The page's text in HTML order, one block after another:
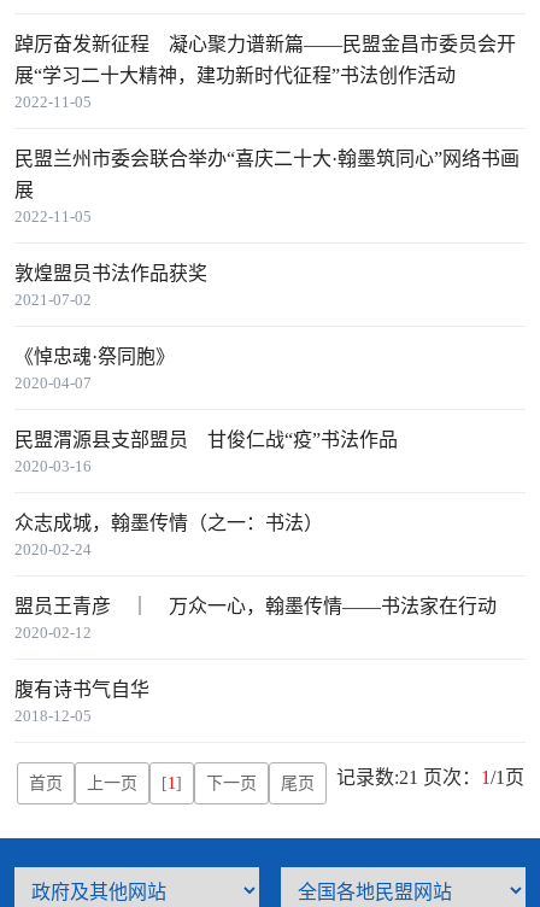
2022-11-05
​踔厉奋发新征程 凝心聚力谱新篇——民盟金昌市委员会开
展“学习二十大精神，建功新时代征程”书法创作活动
2022-11-05
民盟兰州市委会联合举办“喜庆二十大·翰墨筑同心”网络书画
展
2021-07-02
敦煌盟员书法作品获奖
2020-04-07
《悼忠魂·祭同胞》
2020-03-16
民盟渭源县支部盟员 甘俊仁战“疫”书法作品
2020-02-24
众志成城，翰墨传情（之一：书法）
2020-02-12
盟员王青彦 ｜ 万众一心，翰墨传情——书法家在行动
2018-12-05
腹有诗书气自华
首页 上一页 [1 ] 下一页 尾页 记录数:21 页次： 1/1页